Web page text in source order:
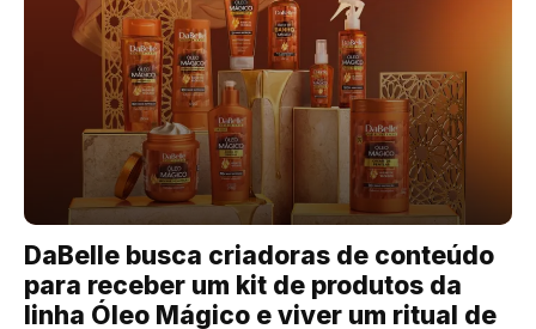
DaBelle busca criadoras de conteúdo
para receber um kit de produtos da
linha Óleo Mágico e viver um ritual de